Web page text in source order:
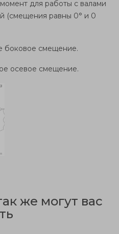
для работы с валами
(смещения равны 0° и 0
боковое смещение.
осевое смещение.
же могут вас